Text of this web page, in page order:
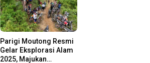
Parigi Moutong Resmi
Gelar Eksplorasi Alam
2025, Majukan